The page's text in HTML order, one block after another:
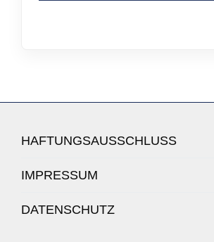
HAFTUNGSAUSSCHLUSS
IMPRESSUM
DATENSCHUTZ